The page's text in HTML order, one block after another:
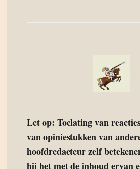
Let op: Toelating van
van opiniestukken van
hoofdredacteur zelf
hij het met de inhoud ervan